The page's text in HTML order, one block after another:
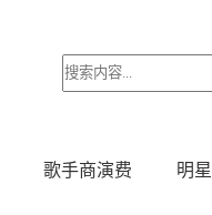
歌手商演费 明